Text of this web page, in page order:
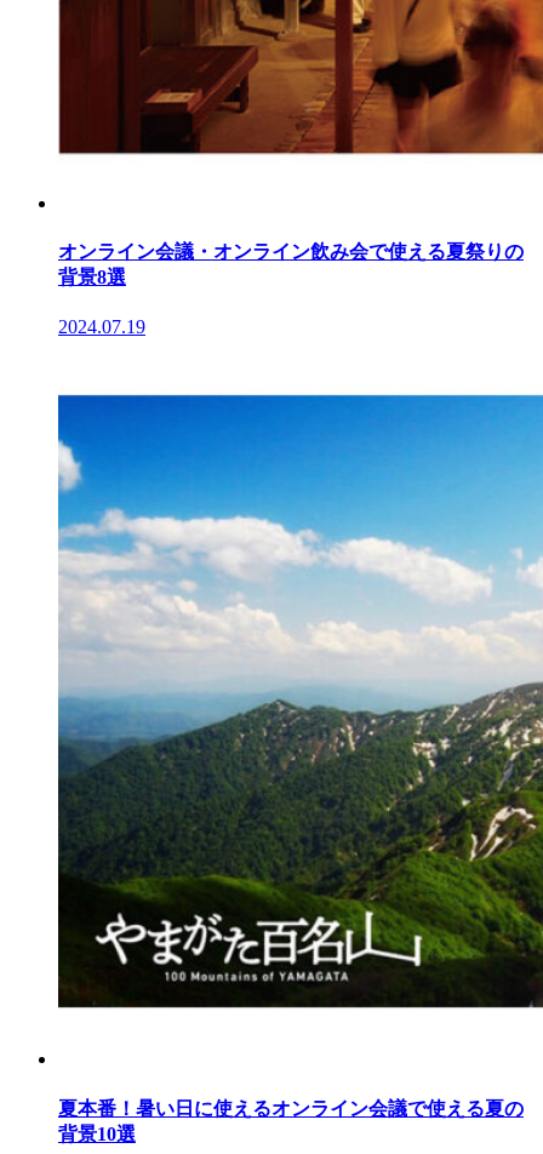
オンライン会議・オンライン飲み会で使える夏祭りの
背景8選
2024.07.19
夏本番！暑い日に使えるオンライン会議で使える夏の
背景10選